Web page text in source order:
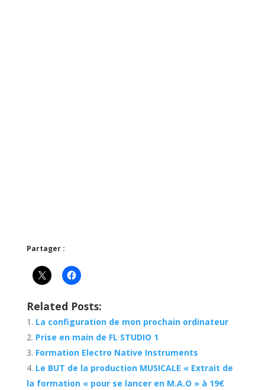
Partager :
Related Posts:
La configuration de mon prochain ordinateur
Prise en main de FL STUDIO 1
Formation Electro Native Instruments
Le BUT de la production MUSICALE « Extrait de
la formation « pour se lancer en M.A.O » à 19€